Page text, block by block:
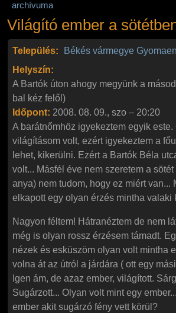
archívuma
Világító ember a
Település: Békés vármegye
Helyszín:
A Bartók úton ahogy megyünk a
bal kéz felől)
Időpont: 2008. 08. 09., szo – 20:20
A barátnőmhöz igyekeztem egyik este.
világításom volt, ezért igyekeztem a
lehet, kikerülni. Ezért a Bartók Béla
volt... Másfél éve nem szeretem a
anya) nem tudom, hogy ez miért van...
elkapott egy olyan érzés mintha valaki
Nagyon féltem! Hátranéztem de nem
még is olyan rossz érzésem támadt.
nézek és esküszöm olyan volt mintha
volna át az útról a járdára ( ott egy
Igen ám, de azaz ember, világított.
Sugárzott... Olyan volt mint egy
ember akit sugárzó fény vett körül?